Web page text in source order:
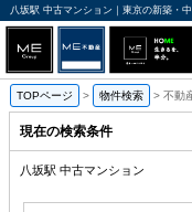
八坂駅 中古マンション｜東京の新築・
TOPページ > 物件検索 > 不動
現在の検索条件
八坂駅 中古マンション